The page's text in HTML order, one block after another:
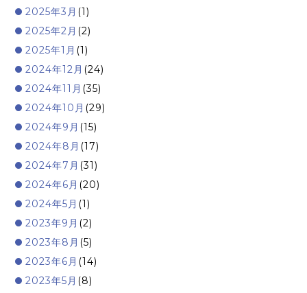
2025年3月 (1)
2025年2月 (2)
2025年1月 (1)
2024年12月 (24)
2024年11月 (35)
2024年10月 (29)
2024年9月 (15)
2024年8月 (17)
2024年7月 (31)
2024年6月 (20)
2024年5月 (1)
2023年9月 (2)
2023年8月 (5)
2023年6月 (14)
2023年5月 (8)